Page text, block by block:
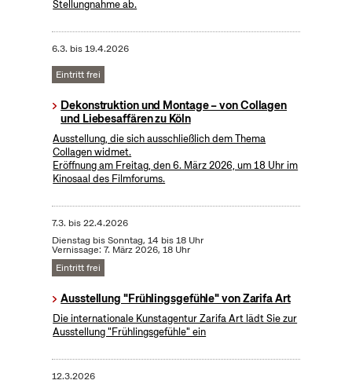
Stellungnahme ab.
6.3. bis19.4.2026
Eintritt frei
Dekonstruktion und Montage – von Collagen
und Liebesaffären zu Köln
Ausstellung, die sich ausschließlich dem Thema
Collagen widmet.
Eröffnung am Freitag, den 6. März 2026, um 18 Uhr im
Kinosaal des Filmforums.
7.3. bis22.4.2026
Dienstag bis Sonntag, 14 bis 18 Uhr
Vernissage: 7. März 2026, 18 Uhr
Eintritt frei
Ausstellung "Frühlingsgefühle" von Zarifa Art
Die internationale Kunstagentur Zarifa Art lädt Sie zur
Ausstellung "Frühlingsgefühle" ein
12.3.2026